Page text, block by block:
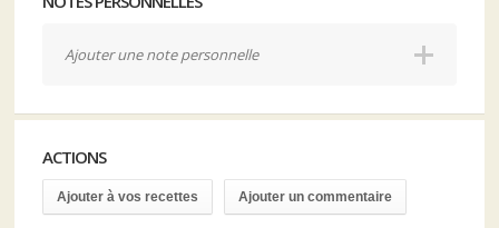
Ajouter une note personnelle
ACTIONS
Ajouter à vos recettes Ajouter un commentaire